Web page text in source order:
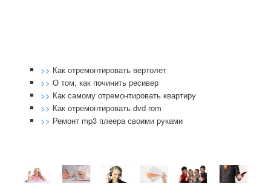
>> Как отремонтировать вертолет
>> О том, как починить ресивер
>> Как самому отремонтировать квартиру
>> Как отремонтировать dvd rom
>> Ремонт mp3 плеера своими руками